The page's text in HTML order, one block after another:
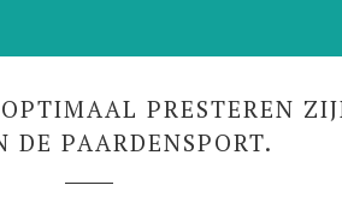
PRESTEREN
DE PAARDENSPORT.